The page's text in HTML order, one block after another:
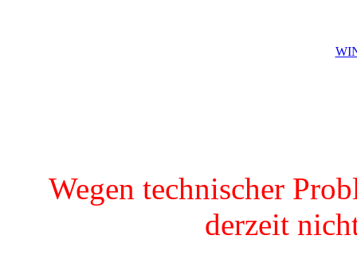
Wegen technischer
derzeit